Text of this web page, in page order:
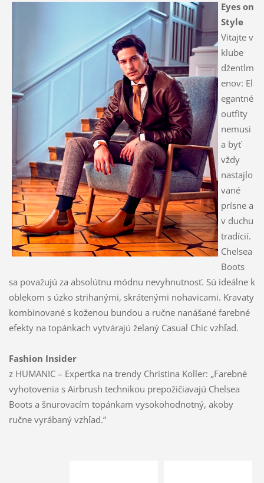
Eyes on
Style
Vitajte v
klube
džentlm
enov: El
egantné
outfity
nemusi
a byť
vždy
nastajlo
vané
prísne a
v duchu
tradícií.
Chelsea
Boots
sa považujú za absolútnu módnu nevyhnutnosť. Sú ideálne k
oblekom s úzko strihanými, skrátenými nohavicami. Kravaty
kombinované s koženou bundou a ručne nanášané farebné
efekty na topánkach vytvárajú želaný Casual Chic vzhľad.
Fashion Insider
z HUMANIC – Expertka na trendy Christina Koller: „Farebné
vyhotovenia s Airbrush technikou prepožičiavajú Chelsea
Boots a šnurovacím topánkam vysokohodnotný, akoby
ručne vyrábaný vzhľad.“